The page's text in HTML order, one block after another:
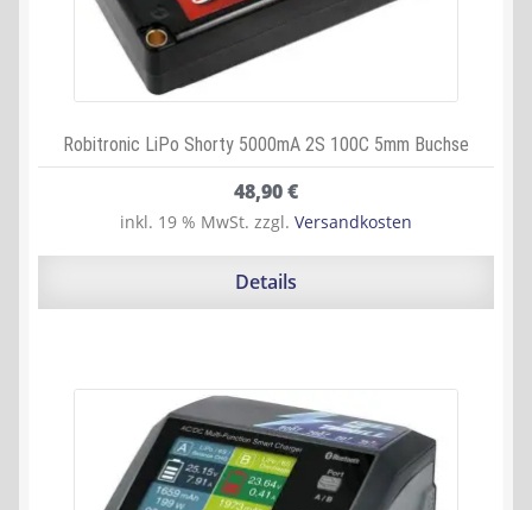
Robitronic LiPo Shorty 5000mA 2S 100C 5mm Buchse
48,90€
inkl. 19 % MwSt. zzgl. Versandkosten
Details